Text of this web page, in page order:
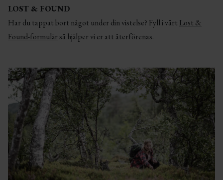
LOST & FOUND
Har du tappat bort något under din vistelse? Fyll i vårtLost &
Found-formulärså hjälper vi er att återförenas.